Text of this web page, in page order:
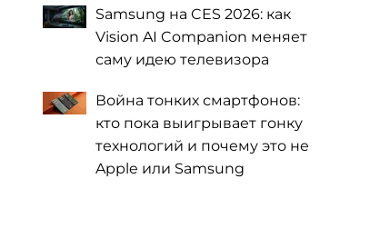
Samsung на CES 2026: как
Vision AI Companion меняет
саму идею телевизора
Война тонких смартфонов:
кто пока выигрывает гонку
технологий и почему это не
Apple или Samsung